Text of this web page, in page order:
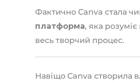
Фактично Canva стала
платформа, яка
весь творчий процес.
Навіщо Canva створила